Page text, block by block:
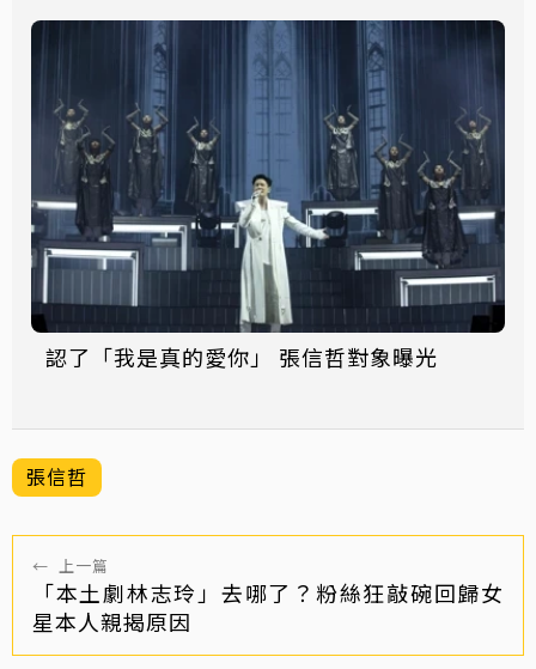
認了「我是真的愛你」 張信哲對象曝光
張信哲
← 上一篇
「本土劇林志玲」去哪了？粉絲狂敲碗回歸女
星本人親揭原因